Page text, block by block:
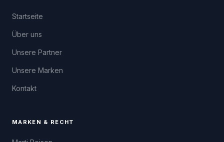
Startseite
Über uns
Unsere Partner
Unsere Marken
Kontakt
MARKEN & RECHT